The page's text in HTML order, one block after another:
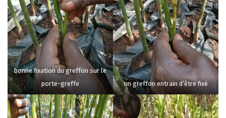
bonne fixation du greffon sur le
porte-greffe
un greffon entrain d’être fixé